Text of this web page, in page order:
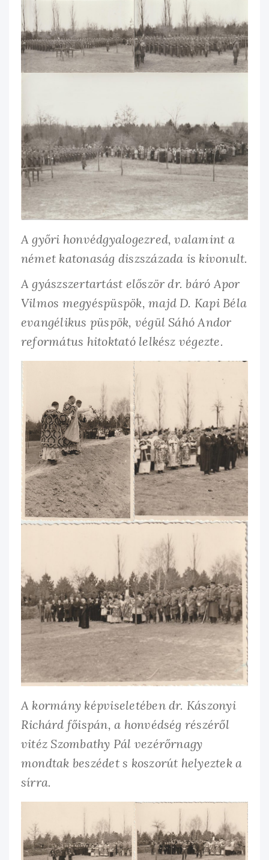
A győri honvédgyalogezred, valamint a
német katonaság diszszázada is kivonult.
A gyászszertartást először dr. báró Apor
Vilmos megyéspüspök, majd D. Kapi Béla
evangélikus püspök, végül Sáhó Andor
református hitoktató lelkész végezte.
A kormány képviseletében dr. Kászonyi
Richárd főispán, a honvédség részéről
vitéz Szombathy Pál vezérőrnagy
mondtak beszédet s koszorút helyeztek a
sírra.